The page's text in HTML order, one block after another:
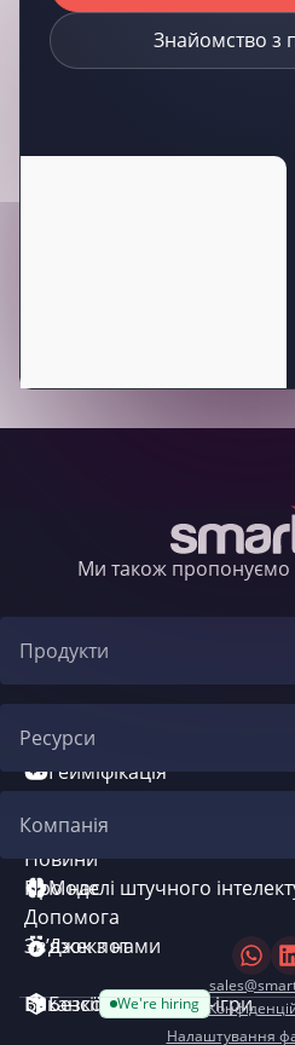
Знайомство з
Ми також пропонуємо
Продукти
Гейміфікація
Система бонусів
Моделі штучного
Джекпот
Безкоштовні міні-ігри
Ресурси
Новини
Допомога
Компанія
Про нас
Зв’язок з нами
Вакансії
We're hiring
Налаштування